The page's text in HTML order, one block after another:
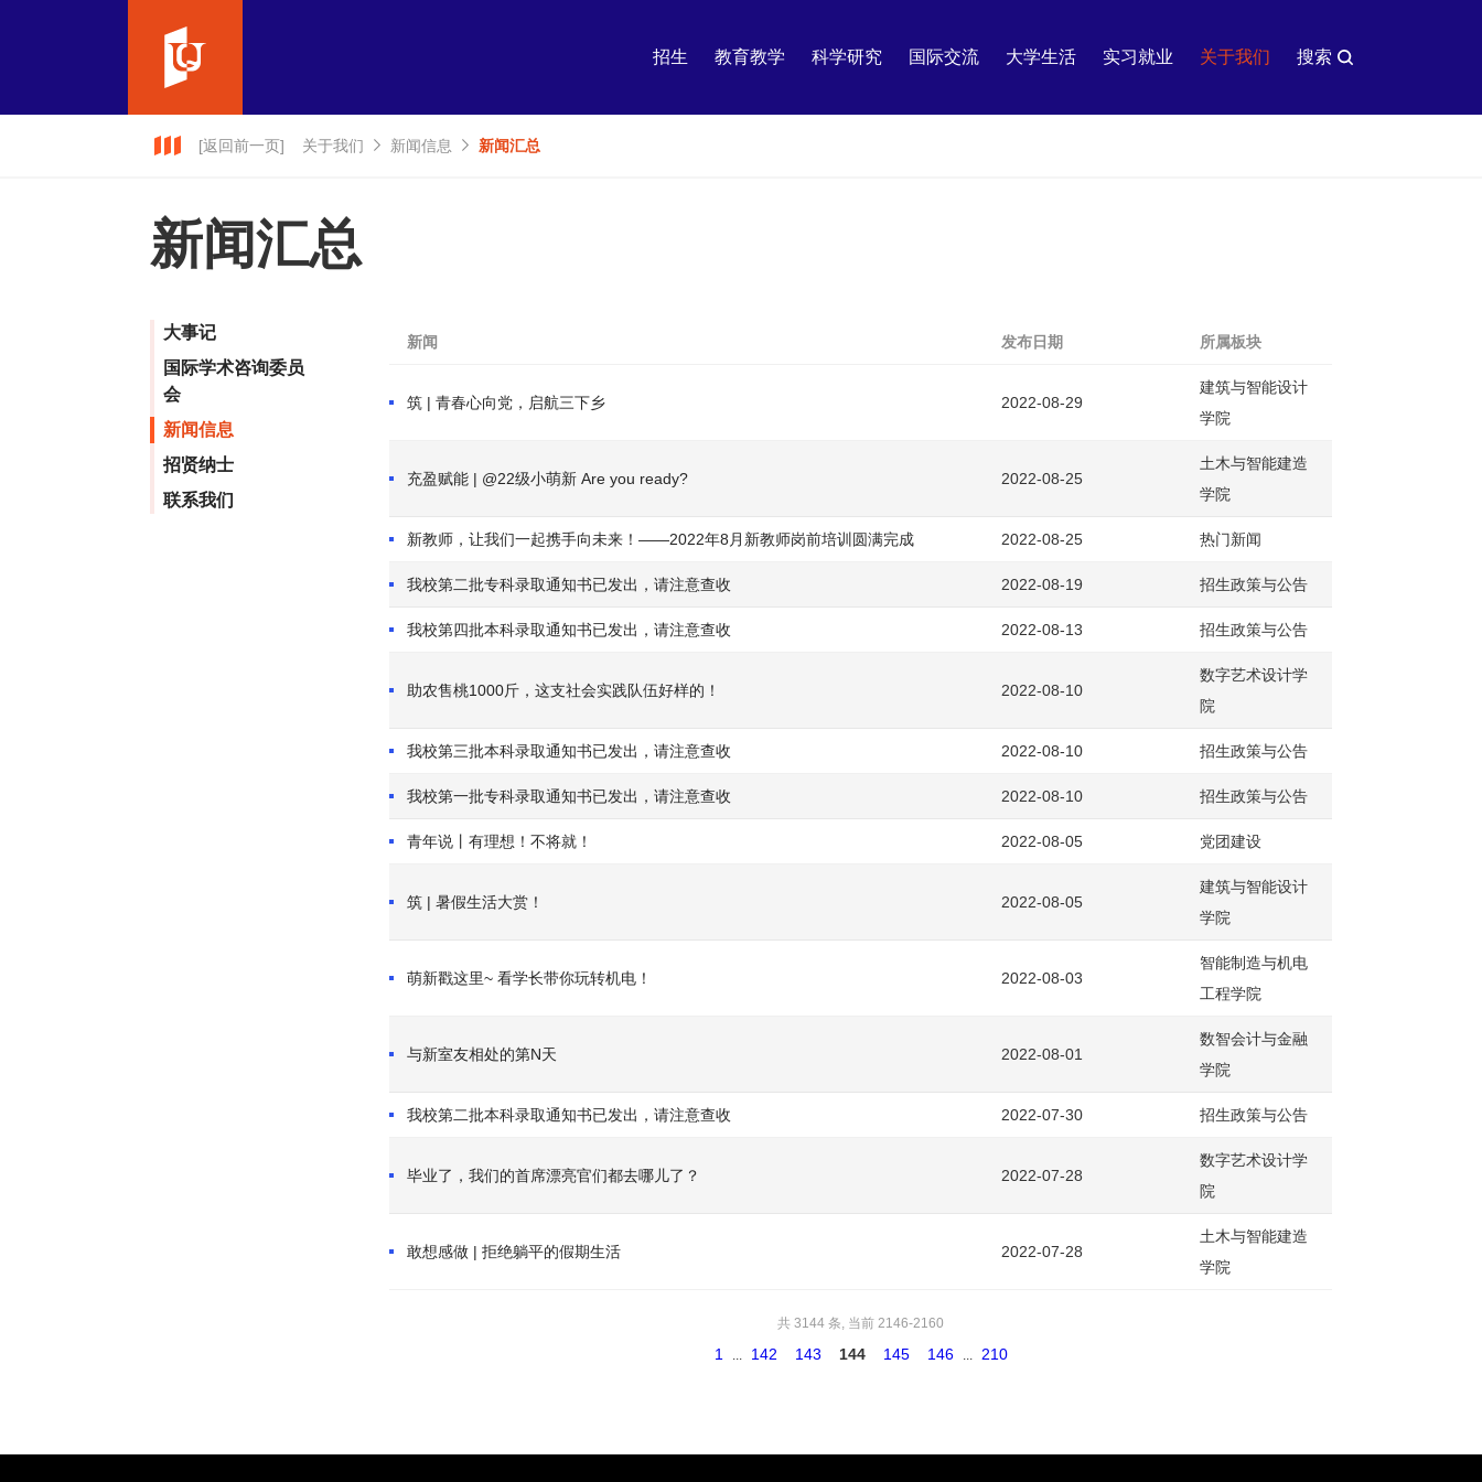
招生 教育教学 科学研究 国际交流 大学生活 实习就业 关于我们 搜索
[返回前一页] 关于我们 新闻信息 新闻汇总
新闻汇总
大事记
国际学术咨询委员
会
新闻信息
招贤纳士
联系我们
新闻 发布日期 所属板块
筑 | 青春心向党，启航三下乡 2022-08-29
建筑与智能设计
学院
充盈赋能 | @22级小萌新 Are you ready? 2022-08-25
土木与智能建造
学院
新教师，让我们一起携手向未来！——2022年8月新教师岗前培训圆满完成 2022-08-25 热门新闻
我校第二批专科录取通知书已发出，请注意查收 2022-08-19 招生政策与公告
我校第四批本科录取通知书已发出，请注意查收 2022-08-13 招生政策与公告
助农售桃1000斤，这支社会实践队伍好样的！ 2022-08-10
数字艺术设计学
院
我校第三批本科录取通知书已发出，请注意查收 2022-08-10 招生政策与公告
我校第一批专科录取通知书已发出，请注意查收 2022-08-10 招生政策与公告
青年说丨有理想！不将就！ 2022-08-05 党团建设
筑 | 暑假生活大赏！ 2022-08-05
建筑与智能设计
学院
萌新戳这里~ 看学长带你玩转机电！ 2022-08-03
智能制造与机电
工程学院
与新室友相处的第N天 2022-08-01
数智会计与金融
学院
我校第二批本科录取通知书已发出，请注意查收 2022-07-30 招生政策与公告
毕业了，我们的首席漂亮官们都去哪儿了？ 2022-07-28
数字艺术设计学
院
敢想感做 | 拒绝躺平的假期生活 2022-07-28
土木与智能建造
学院
共 3144 条, 当前 2146-2160
1 ... 142 143 144 145 146 ... 210